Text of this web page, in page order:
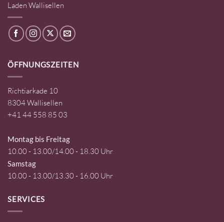
Laden Wallisellen
ÖFFNUNGSZEITEN
Richtiarkade 10
8304 Wallisellen
+41 44 558 85 03
Montag bis Freitag
10.00 - 13.00/14.00 - 18.30 Uhr
Samstag
10.00 - 13.00/13.30 - 16.00 Uhr
SERVICES